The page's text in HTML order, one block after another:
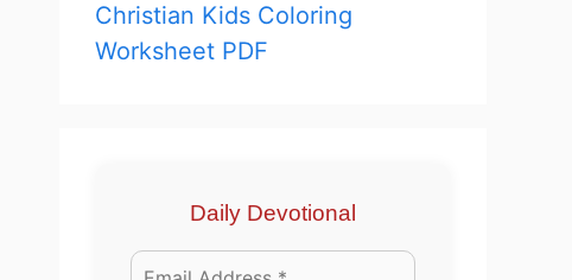
Christian Kids Coloring
Worksheet PDF
Daily Devotional